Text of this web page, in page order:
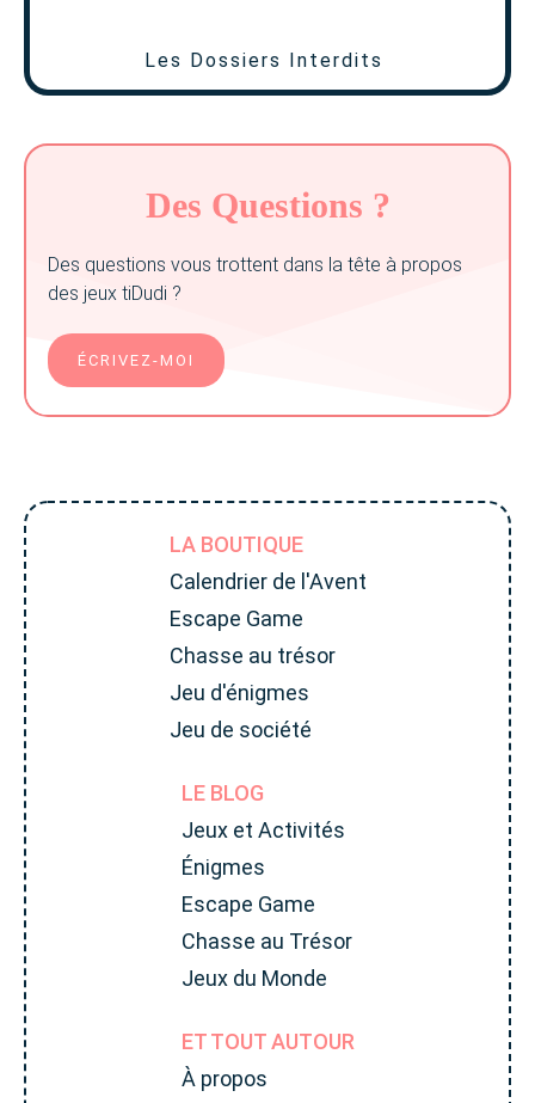
Les Dossiers Interdits
Des Questions ?
Des questions vous trottent dans la tête à propos
des jeux tiDudi ?
ÉCRIVEZ-MOI
LA BOUTIQUE
Calendrier de l'Avent
Escape Game
Chasse au trésor
Jeu d'énigmes
Jeu de société
LE BLOG
Jeux et Activités
Énigmes
Escape Game
Chasse au Trésor
Jeux du Monde
ET TOUT AUTOUR
À propos